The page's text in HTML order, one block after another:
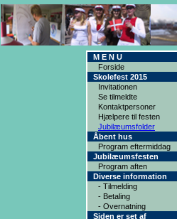
M E N U
Forside
Skolefest 2015
Invitationen
Se tilmeldte
Kontaktpersoner
Hjælpere til festen
Jubilæumsfolder
Åbent hus
Program eftermiddag
Jubilæumsfesten
Program aften
Diverse information
- Tilmelding
- Betaling
- Overnatning
Siden er set af